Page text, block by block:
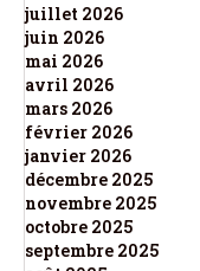
juillet 2026
juin 2026
mai 2026
avril 2026
mars 2026
février 2026
janvier 2026
décembre 2025
novembre 2025
octobre 2025
septembre 2025